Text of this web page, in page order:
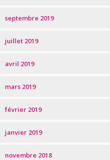
septembre 2019
juillet 2019
avril 2019
mars 2019
février 2019
janvier 2019
novembre 2018